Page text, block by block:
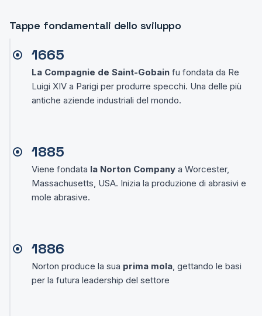
Tappe fondamentali dello sviluppo
1665
La Compagnie de Saint-Gobain fu fondata da Re
Luigi XIV a Parigi per produrre specchi. Una delle più
antiche aziende industriali del mondo.
1885
Viene fondata la Norton Company a Worcester,
Massachusetts, USA. Inizia la produzione di abrasivi e
mole abrasive.
1886
Norton produce la sua prima mola, gettando le basi
per la futura leadership del settore